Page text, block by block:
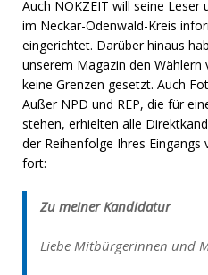
Auch NOKZEIT will seine
im Neckar-Odenwald-Kreis
eingerichtet. Darüber hinaus
unserem Magazin den
keine Grenzen gesetzt. Auch
Außer NPD und REP, die für
stehen, erhielten alle
der Reihenfolge Ihres
fort:
Zu meiner Kandidatur
Liebe Mitbürgerinnen und